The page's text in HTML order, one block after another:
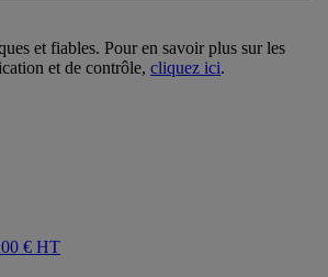
et fiables. Pour en savoir plus sur les
et de contrôle, cliquez ici.
€ HT